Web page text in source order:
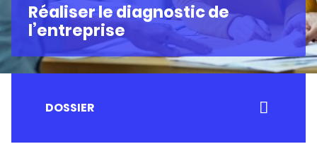
Réaliser le diagnostic de
l’entreprise
DOSSIER